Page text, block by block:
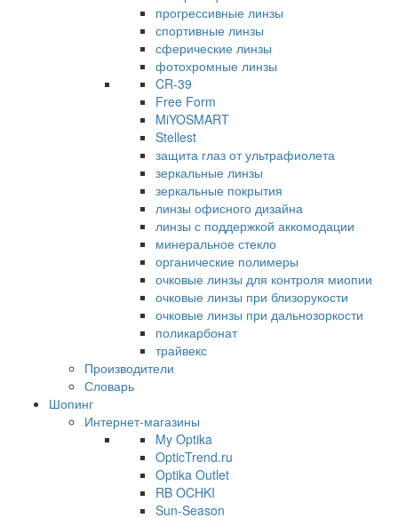
прогрессивные линзы
спортивные линзы
сферические линзы
фотохромные линзы
CR-39
Free Form
MiYOSMART
Stellest
защита глаз от ультрафиолета
зеркальные линзы
зеркальные покрытия
линзы офисного дизайна
линзы с поддержкой аккомодации
минеральное стекло
органические полимеры
очковые линзы для контроля миопии
очковые линзы при близорукости
очковые линзы при дальнозоркости
поликарбонат
трайвекс
Производители
Словарь
Шопинг
Интернет-магазины
My Optika
OpticTrend.ru
Optika Outlet
RB OCHKI
Sun-Season